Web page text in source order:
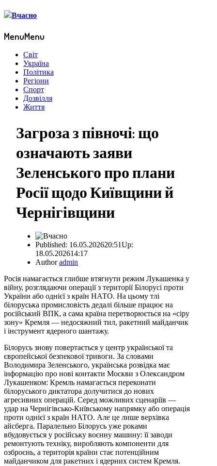
MenuMenu
Світ
Україна
Політика
Регіони
Спорт
Дозвілля
Життя
Загроза з півночі: що
означають заяви
Зеленського про плани
Росії щодо Київщини й
Чернігівщини
Published: 16.05.202620:51Up:
18.05.202614:17
Authoradmin
Росія намагається глибше втягнути режим Лукашенка у
війну, розглядаючи операції з території Білорусі проти
України або однієї з країн НАТО. На цьому тлі
білоруська промисловість дедалі більше працює на
російський ВПК, а сама країна перетворюється на «сіру
зону» Кремля — недосяжний тил, ракетний майданчик
і інструмент ядерного шантажу.
Білорусь знову повертається у центр української та
європейської безпекової тривоги. За словами
Володимира Зеленського, українська розвідка має
інформацію про нові контакти Москви з Олександром
Лукашенком: Кремль намагається переконати
білоруського диктатора долучитися до нових
агресивних операцій. Серед можливих сценаріїв —
удар на Чернігівсько-Київському напрямку або операція
проти однієї з країн НАТО. Але це лише верхівка
айсберга. Паралельно Білорусь уже роками
вбудовується у російську воєнну машину: її заводи
ремонтують техніку, виробляють компоненти для
озброєнь, а територія країни стає потенційним
майданчиком для ракетних і ядерних систем Кремля.